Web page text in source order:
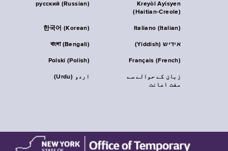
русский (Russian)
Kreyòl Ayisyen
(Haitian-Creole)
한국어 (Korean) Italiano (Italian)
বাংলা (Bengali) אידיש (Yiddish)
Polski (Polish) Français (French)
اردو (Urdu)
زبان کے حوالے سے
مفت اعانت